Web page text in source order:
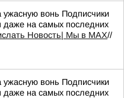
вонь Подписчики
даже на самых последних
Новость| Мы в МАХ//
вонь Подписчики
даже на самых последних